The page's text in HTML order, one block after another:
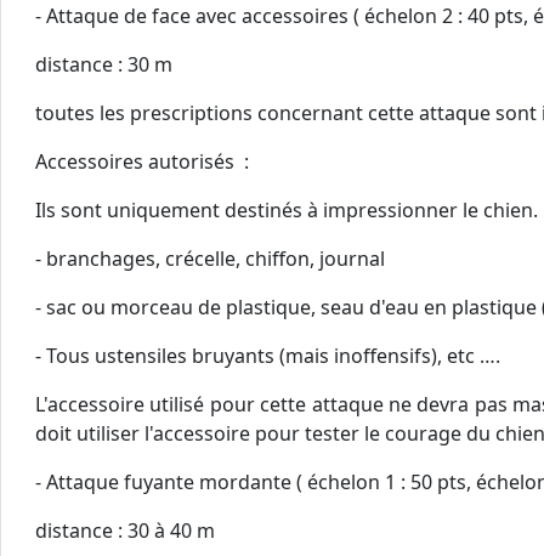
- Attaque de face avec accessoires ( échelon 2 : 40 pts,
distance : 30 m
toutes les prescriptions concernant cette attaque
Accessoires autorisés :
Ils sont uniquement destinés à impressionner le chien.
- branchages, crécelle, chiffon, journal
- sac ou morceau de plastique, seau d'eau en plastique
- Tous ustensiles bruyants (mais inoffensifs), etc ….
L'accessoire utilisé pour cette attaque ne devra pas
doit utiliser l'accessoire pour tester le courage du
- Attaque fuyante mordante ( échelon 1 : 50 pts,
distance : 30 à 40 m